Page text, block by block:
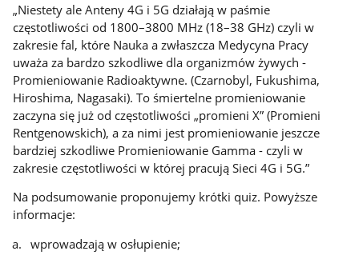
„Niestety ale Anteny 4G i 5G działają w paśmie
częstotliwości od 1800–3800 MHz (18–38 GHz) czyli w
zakresie fal, które Nauka a zwłaszcza Medycyna Pracy
uważa za bardzo szkodliwe dla organizmów żywych -
Promieniowanie Radioaktywne. (Czarnobyl, Fukushima,
Hiroshima, Nagasaki). To śmiertelne promieniowanie
zaczyna się już od częstotliwości „promieni X” (Promieni
Rentgenowskich), a za nimi jest promieniowanie jeszcze
bardziej szkodliwe Promieniowanie Gamma - czyli w
zakresie częstotliwości w której pracują Sieci 4G i 5G.”
Na podsumowanie proponujemy krótki quiz. Powyższe
informacje:
wprowadzają w osłupienie;